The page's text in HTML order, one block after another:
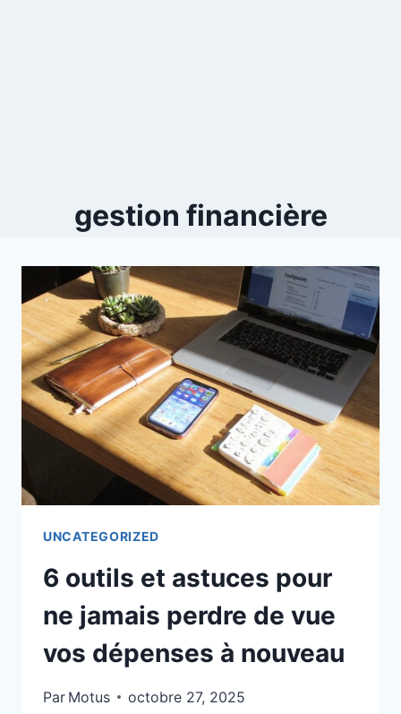
gestion financière
UNCATEGORIZED
6 outils et astuces pour
ne jamais perdre de vue
vos dépenses à nouveau
Par Motus octobre 27, 2025